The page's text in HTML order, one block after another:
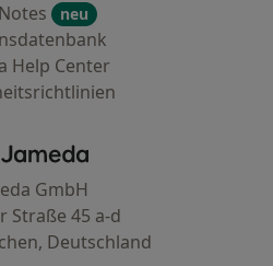
neu
Help Center
Jameda - Startseite
GmbH
Straße 45 a-d
Deutschland